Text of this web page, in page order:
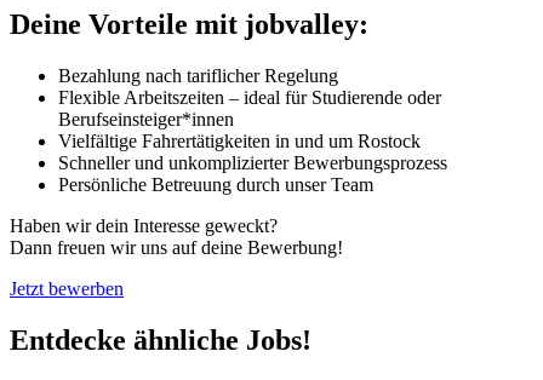
Deine Vorteile mit jobvalley:
Bezahlung nach tariflicher Regelung
Flexible Arbeitszeiten – ideal für Studierende oder
Berufseinsteiger*innen
Vielfältige Fahrertätigkeiten in und um Rostock
Schneller und unkomplizierter Bewerbungsprozess
Persönliche Betreuung durch unser Team
Haben wir dein Interesse geweckt?
Dann freuen wir uns auf deine Bewerbung!
Jetzt bewerben
Entdecke ähnliche Jobs!